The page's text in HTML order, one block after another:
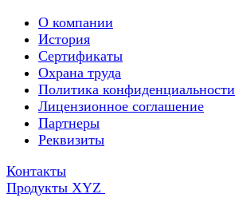
О компании
История
Сертификаты
Охрана труда
Политика конфиденциальности
Лицензионное соглашение
Партнеры
Реквизиты
Контакты
Продукты XYZ